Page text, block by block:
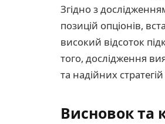
Згідно з
позицій опціонів,
високий відсоток
того, дослідження
та надійних
Висновок та